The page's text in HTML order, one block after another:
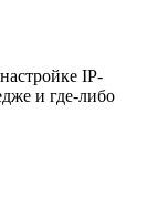
IP-
и где-либо